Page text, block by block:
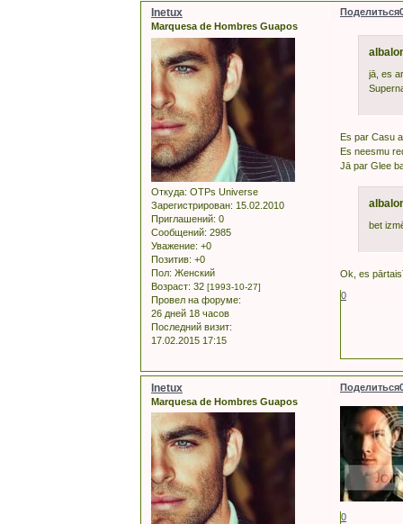
Поделиться
Inetux
Marquesa de Hombres Guapos
Откуда: OTPs Universe
Зарегистрирован: 15.02.2010
Приглашений: 0
Сообщений: 2985
Уважение: +0
Позитив: +0
Пол: Женский
Возраст: 32 [1993-10-27]
Провел на форуме:
26 дней 18 часов
Последний визит:
17.02.2015 17:15
jā, es
Es par Casu
Es neesmu
Jā par Glee
bet
Ok, es
0
Поделиться
Inetux
Marquesa de Hombres Guapos
0